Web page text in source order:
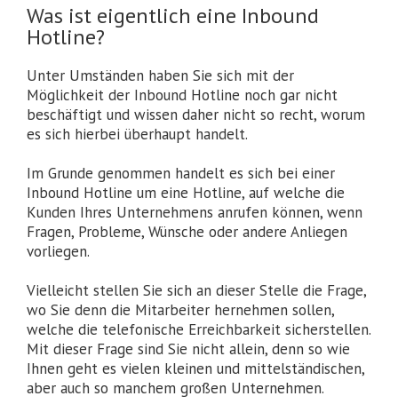
Was ist eigentlich eine Inbound
Hotline?
Unter Umständen haben Sie sich mit der
Möglichkeit der Inbound Hotline noch gar nicht
beschäftigt und wissen daher nicht so recht, worum
es sich hierbei überhaupt handelt.
Im Grunde genommen handelt es sich bei einer
Inbound Hotline um eine Hotline, auf welche die
Kunden Ihres Unternehmens anrufen können, wenn
Fragen, Probleme, Wünsche oder andere Anliegen
vorliegen.
Vielleicht stellen Sie sich an dieser Stelle die Frage,
wo Sie denn die Mitarbeiter hernehmen sollen,
welche die telefonische Erreichbarkeit sicherstellen.
Mit dieser Frage sind Sie nicht allein, denn so wie
Ihnen geht es vielen kleinen und mittelständischen,
aber auch so manchem großen Unternehmen.